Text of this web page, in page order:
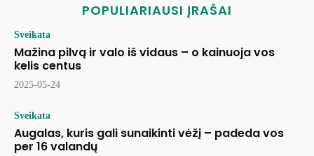
POPULIARIAUSI ĮRAŠAI
Sveikata
Mažina pilvą ir valo iš vidaus – o kainuoja vos
kelis centus
2025-05-24
Sveikata
Augalas, kuris gali sunaikinti vėžį – padeda vos
per 16 valandų